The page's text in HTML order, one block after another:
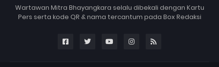
Wartawan Mitra Bhayangkara selalu dibekali dengan Kartu
Pers serta kode QR & nama tercantum pada Box Redaksi